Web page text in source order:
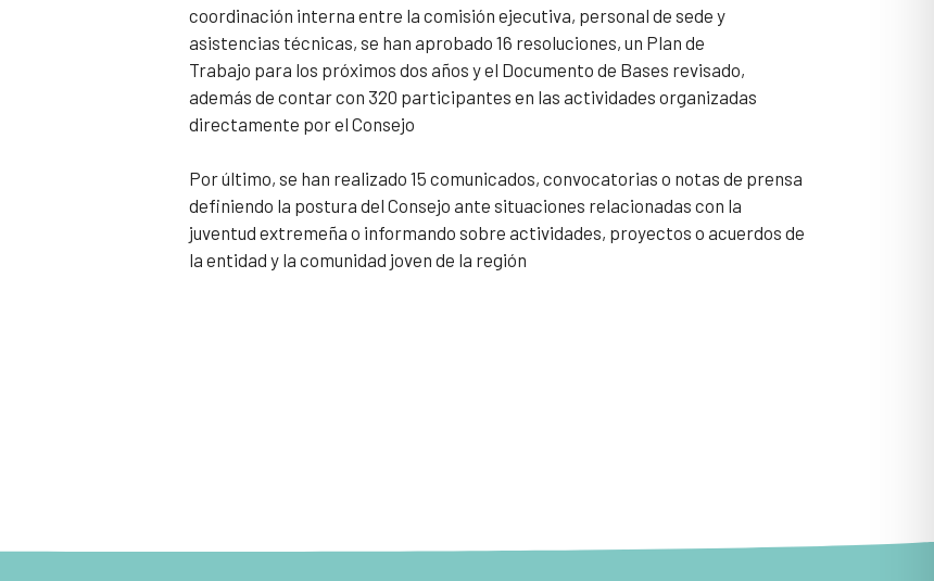
coordinación interna entre la comisión ejecutiva, personal de sede y
asistencias técnicas, se han aprobado 16 resoluciones, un Plan de
Trabajo para los próximos dos años y el Documento de Bases revisado,
además de contar con 320 participantes en las actividades organizadas
directamente por el Consejo
Por último, se han realizado 15 comunicados, convocatorias o notas de prensa
definiendo la postura del Consejo ante situaciones relacionadas con la
juventud extremeña o informando sobre actividades, proyectos o acuerdos de
la entidad y la comunidad joven de la región